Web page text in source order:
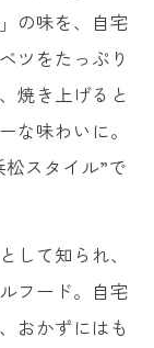
の味を、自宅
ツをたっぷり
焼き上げると
な味わいに。
スタイル”で
して知られ、
フード。自宅
おかずにはも